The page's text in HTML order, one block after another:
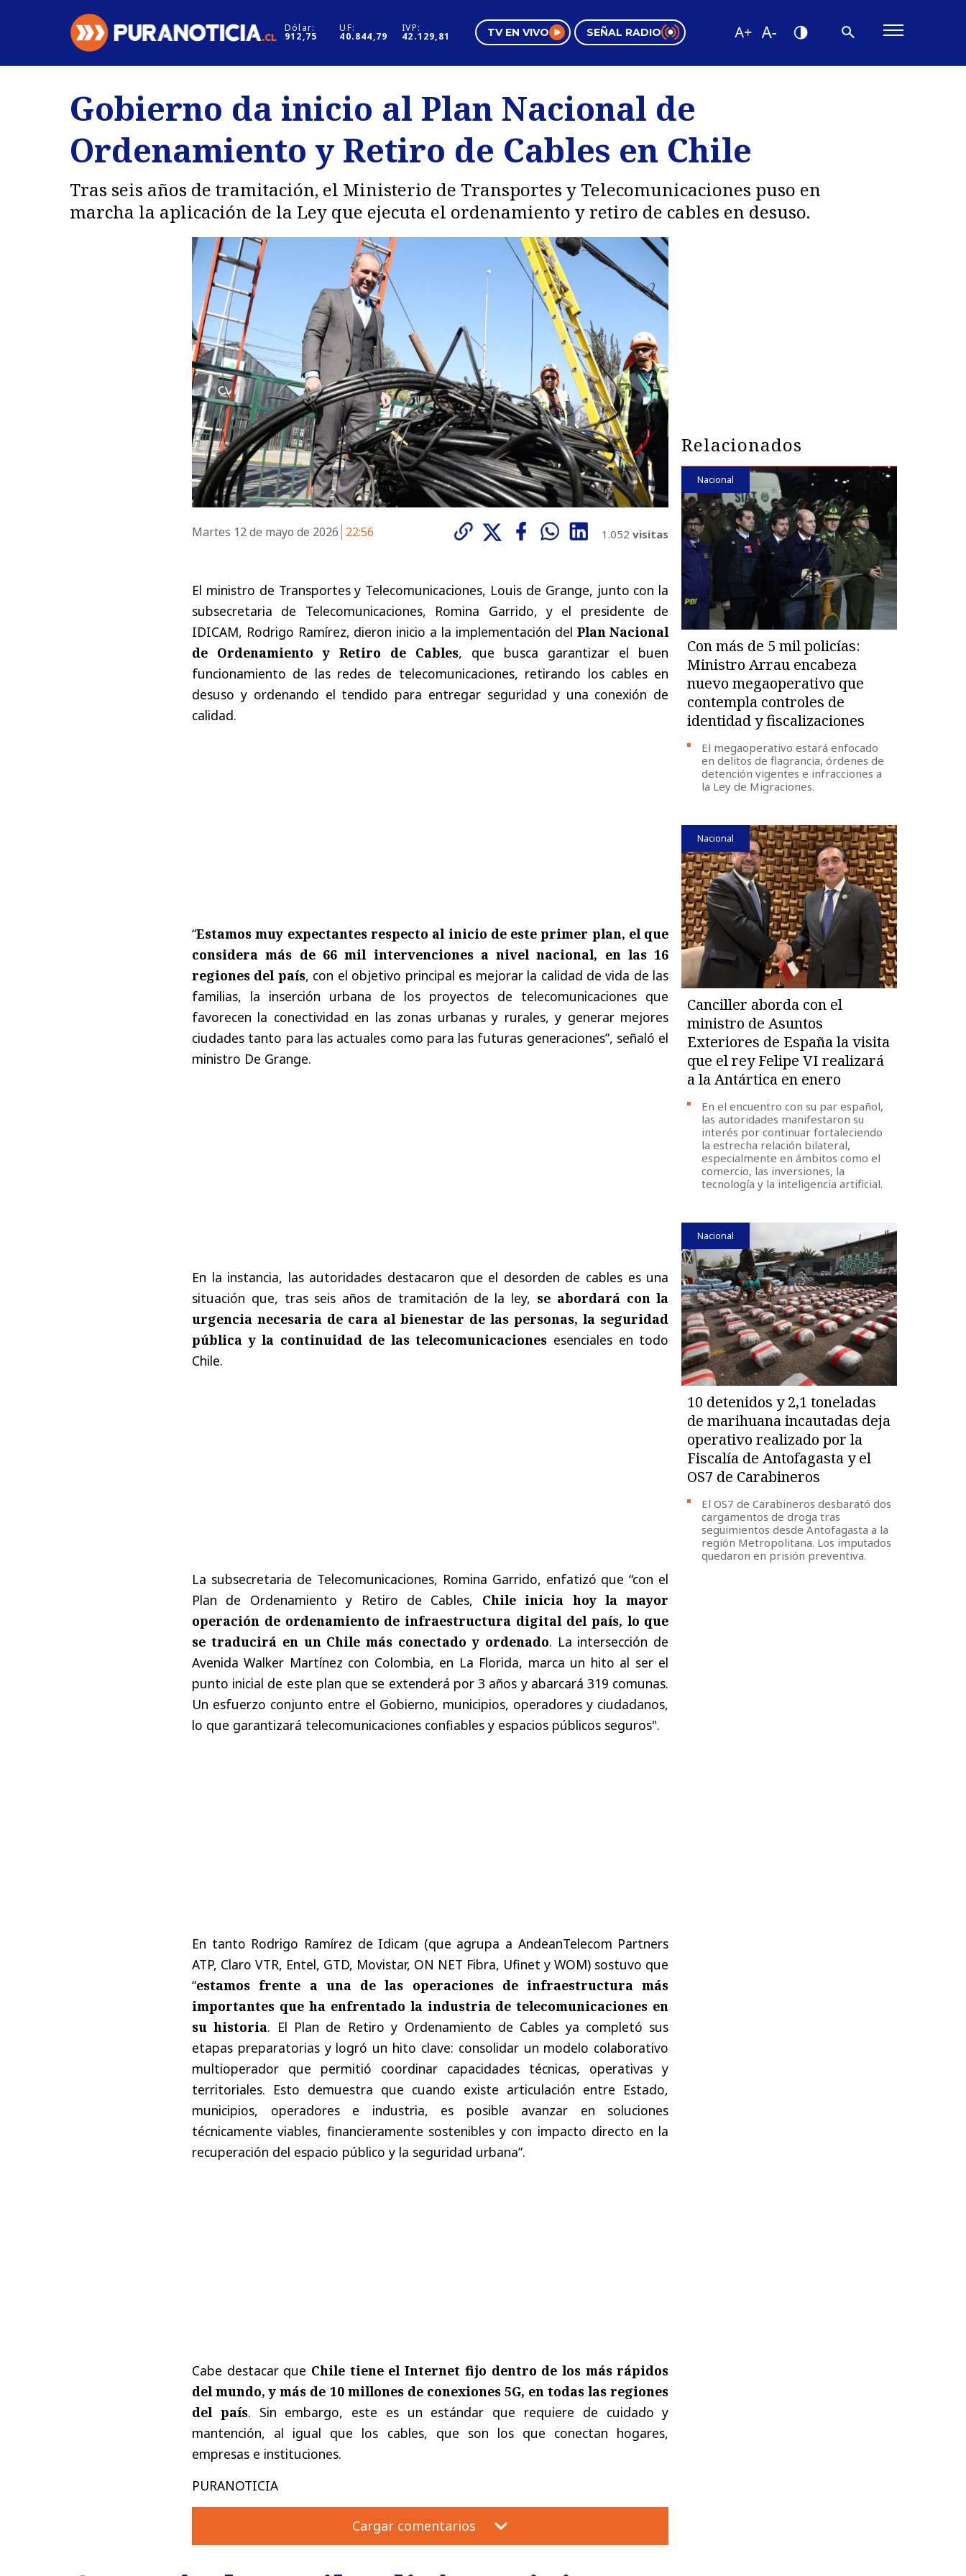
Dólar:
912,75
UF:
40.844,79
IVP:
42.129,81 TV EN VIVO SEÑAL RADIO
Regiones
Deportes
Internacional
Motores
Negocios
Pura Mujer
Tendencias
Videos
Gobierno da inicio al Plan Nacional de
Ordenamiento y Retiro de Cables en Chile
Tras seis años de tramitación, el Ministerio de Transportes y Telecomunicaciones puso en
marcha la aplicación de la Ley que ejecuta el ordenamiento y retiro de cables en desuso.
Martes 12 de mayo de 2026 22:56 1.052 visitas
El ministro de Transportes y Telecomunicaciones, Louis de Grange, junto con la
subsecretaria de Telecomunicaciones, Romina Garrido, y el presidente de
IDICAM, Rodrigo Ramírez, dieron inicio a la implementación del Plan Nacional
de Ordenamiento y Retiro de Cables, que busca garantizar el buen
funcionamiento de las redes de telecomunicaciones, retirando los cables en
desuso y ordenando el tendido para entregar seguridad y una conexión de
calidad.
“Estamos muy expectantes respecto al inicio de este primer plan, el que
considera más de 66 mil intervenciones a nivel nacional, en las 16
regiones del país, con el objetivo principal es mejorar la calidad de vida de las
familias, la inserción urbana de los proyectos de telecomunicaciones que
favorecen la conectividad en las zonas urbanas y rurales, y generar mejores
ciudades tanto para las actuales como para las futuras generaciones”, señaló el
ministro De Grange.
En la instancia, las autoridades destacaron que el desorden de cables es una
situación que, tras seis años de tramitación de la ley, se abordará con la
urgencia necesaria de cara al bienestar de las personas, la seguridad
pública y la continuidad de las telecomunicaciones esenciales en todo
Chile.
La subsecretaria de Telecomunicaciones, Romina Garrido, enfatizó que “con el
Plan de Ordenamiento y Retiro de Cables,
Chile inicia hoy la mayor
operación de ordenamiento de infraestructura digital del país, lo que
se traducirá en un Chile más conectado y ordenado. La intersección de
Avenida Walker Martínez con Colombia, en La Florida, marca un hito al ser el
punto inicial de este plan que se extenderá por 3 años y abarcará 319 comunas.
Un esfuerzo conjunto entre el Gobierno, municipios, operadores y ciudadanos,
lo que garantizará telecomunicaciones confiables y espacios públicos seguros".
En tanto Rodrigo Ramírez de Idicam (que agrupa a AndeanTelecom Partners
ATP, Claro VTR, Entel, GTD, Movistar, ON NET Fibra, Ufinet y WOM) sostuvo que
“estamos frente a una de las operaciones de infraestructura más
importantes que ha enfrentado la industria de telecomunicaciones en
su historia. El Plan de Retiro y Ordenamiento de Cables ya completó sus
etapas preparatorias y logró un hito clave: consolidar un modelo colaborativo
multioperador que permitió coordinar capacidades técnicas, operativas y
territoriales. Esto demuestra que cuando existe articulación entre Estado,
municipios, operadores e industria, es posible avanzar en soluciones
técnicamente viables, financieramente sostenibles y con impacto directo en la
recuperación del espacio público y la seguridad urbana”.
Cabe destacar que Chile tiene el Internet fijo dentro de los más rápidos
del mundo, y más de 10 millones de conexiones 5G, en todas las regiones
del país. Sin embargo, este es un estándar que requiere de cuidado y
mantención, al igual que los cables, que son los que conectan hogares,
empresas e instituciones.
PURANOTICIA
Cargar comentarios
Relacionados
Nacional
Con más de 5 mil policías:
Ministro Arrau encabeza
nuevo megaoperativo que
contempla controles de
identidad y fiscalizaciones
El megaoperativo estará enfocado
en delitos de flagrancia, órdenes de
detención vigentes e infracciones a
la Ley de Migraciones.
Nacional
Canciller aborda con el
ministro de Asuntos
Exteriores de España la visita
que el rey Felipe VI realizará
a la Antártica en enero
En el encuentro con su par español,
las autoridades manifestaron su
interés por continuar fortaleciendo
la estrecha relación bilateral,
especialmente en ámbitos como el
comercio, las inversiones, la
tecnología y la inteligencia artificial.
Nacional
10 detenidos y 2,1 toneladas
de marihuana incautadas deja
operativo realizado por la
Fiscalía de Antofagasta y el
OS7 de Carabineros
El OS7 de Carabineros desbarató dos
cargamentos de droga tras
seguimientos desde Antofagasta a la
región Metropolitana. Los imputados
quedaron en prisión preventiva.